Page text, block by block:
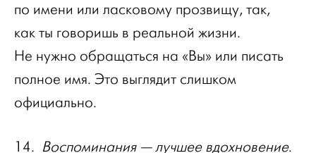
по имени или ласковому прозвищу, так,
как ты говоришь в реальной жизни.
Не нужно обращаться на «Вы» или писать
полное имя. Это выглядит слишком
официально.
14. Воспоминания — лучшее вдохновение.